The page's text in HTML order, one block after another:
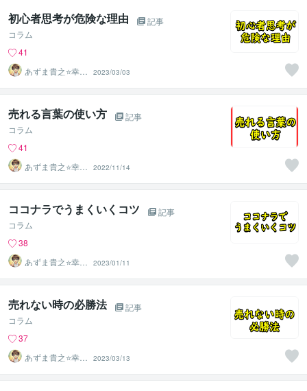
初心者思考が危険な理由
記事
コラム
41
あずま貴之⭐幸せ
自分軸の生き方
育成コーチ
2023/03/03
売れる言葉の使い方
記事
コラム
41
あずま貴之⭐幸せ
自分軸の生き方
育成コーチ
2022/11/14
ココナラでうまくいくコツ
記事
コラム
38
あずま貴之⭐幸せ
自分軸の生き方
育成コーチ
2023/01/11
売れない時の必勝法
記事
コラム
37
あずま貴之⭐幸せ
自分軸の生き方
育成コーチ
2023/03/13